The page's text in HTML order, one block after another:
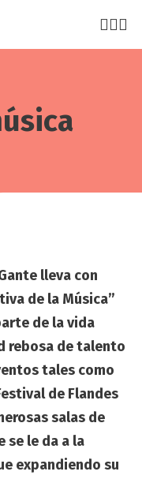
lleva con
de la Música”
de la vida
rebosa de talento
tales como
de Flandes
salas de
se le da a la
expandiendo su